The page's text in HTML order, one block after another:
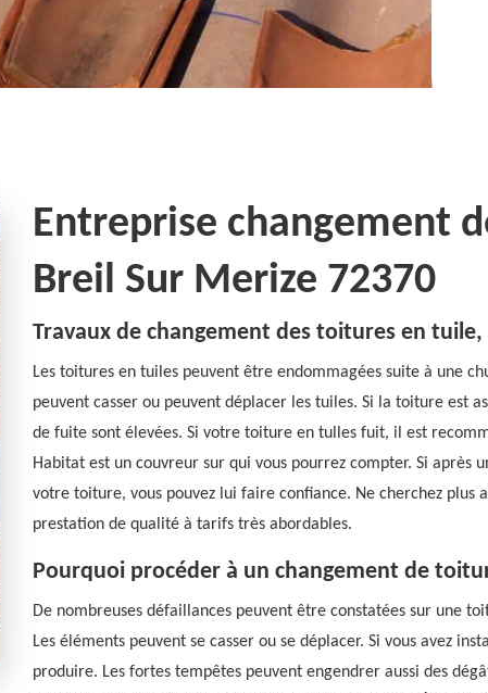
Entreprise changement
Breil Sur Merize 72370
Travaux de changement des toitures en
Les toitures en tuiles peuvent être endommagées suite à une
peuvent casser ou peuvent déplacer les tuiles. Si la toiture est
de fuite sont élevées. Si votre toiture en tulles fuit, il est
Habitat est un couvreur sur qui vous pourrez compter. Si après
votre toiture, vous pouvez lui faire confiance. Ne cherchez
prestation de qualité à tarifs très abordables.
Pourquoi procéder à un changement de
De nombreuses défaillances peuvent être constatées sur une
Les éléments peuvent se casser ou se déplacer. Si vous avez
produire. Les fortes tempêtes peuvent engendrer aussi des